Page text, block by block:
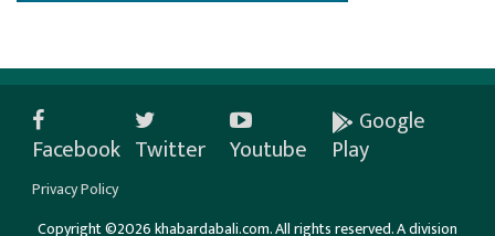
Facebook Twitter Youtube
Google
Play
Privacy Policy
Copyright ©2026 khabardabali.com. All rights reserved. A division